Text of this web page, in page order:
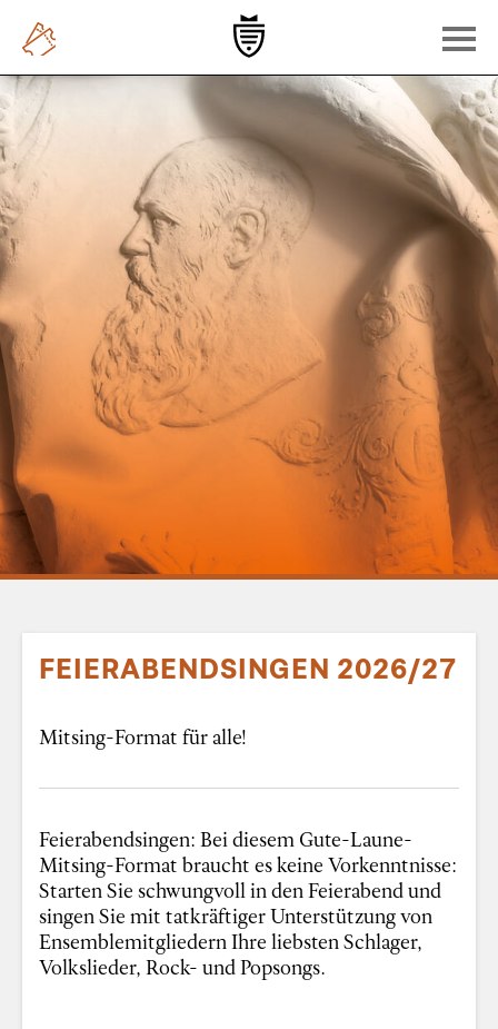
FEIERABENDSINGEN 2026/27
Mitsing-Format für alle!
Feierabendsingen: Bei diesem Gute-Laune-
Mitsing-Format braucht es keine Vorkenntnisse:
Starten Sie schwungvoll in den Feierabend und
singen Sie mit tatkräftiger Unterstützung von
Ensemblemitgliedern Ihre liebsten Schlager,
Volkslieder, Rock- und Popsongs.